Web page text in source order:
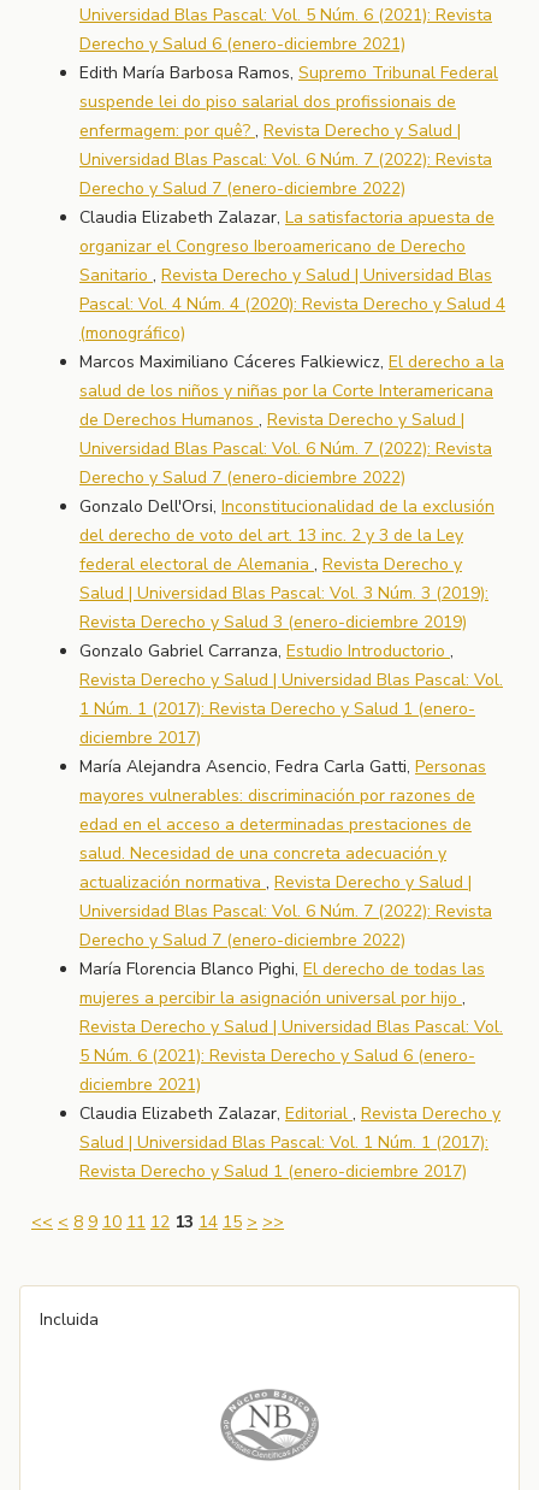
Universidad Blas Pascal: Vol. 5 Núm. 6 (2021): Revista
Derecho y Salud 6 (enero-diciembre 2021)
Edith María Barbosa Ramos, Supremo Tribunal Federal
suspende lei do piso salarial dos profissionais de
enfermagem: por quê? , Revista Derecho y Salud |
Universidad Blas Pascal: Vol. 6 Núm. 7 (2022): Revista
Derecho y Salud 7 (enero-diciembre 2022)
Claudia Elizabeth Zalazar, La satisfactoria apuesta de
organizar el Congreso Iberoamericano de Derecho
Sanitario , Revista Derecho y Salud | Universidad Blas
Pascal: Vol. 4 Núm. 4 (2020): Revista Derecho y Salud 4
(monográfico)
Marcos Maximiliano Cáceres Falkiewicz, El derecho a la
salud de los niños y niñas por la Corte Interamericana
de Derechos Humanos , Revista Derecho y Salud |
Universidad Blas Pascal: Vol. 6 Núm. 7 (2022): Revista
Derecho y Salud 7 (enero-diciembre 2022)
Gonzalo Dell'Orsi, Inconstitucionalidad de la exclusión
del derecho de voto del art. 13 inc. 2 y 3 de la Ley
federal electoral de Alemania , Revista Derecho y
Salud | Universidad Blas Pascal: Vol. 3 Núm. 3 (2019):
Revista Derecho y Salud 3 (enero-diciembre 2019)
Gonzalo Gabriel Carranza, Estudio Introductorio ,
Revista Derecho y Salud | Universidad Blas Pascal: Vol.
1 Núm. 1 (2017): Revista Derecho y Salud 1 (enero-
diciembre 2017)
María Alejandra Asencio, Fedra Carla Gatti, Personas
mayores vulnerables: discriminación por razones de
edad en el acceso a determinadas prestaciones de
salud. Necesidad de una concreta adecuación y
actualización normativa , Revista Derecho y Salud |
Universidad Blas Pascal: Vol. 6 Núm. 7 (2022): Revista
Derecho y Salud 7 (enero-diciembre 2022)
María Florencia Blanco Pighi, El derecho de todas las
mujeres a percibir la asignación universal por hijo ,
Revista Derecho y Salud | Universidad Blas Pascal: Vol.
5 Núm. 6 (2021): Revista Derecho y Salud 6 (enero-
diciembre 2021)
Claudia Elizabeth Zalazar, Editorial , Revista Derecho y
Salud | Universidad Blas Pascal: Vol. 1 Núm. 1 (2017):
Revista Derecho y Salud 1 (enero-diciembre 2017)
<< < 8 9 10 11 12 13 14 15 > >>
Incluida